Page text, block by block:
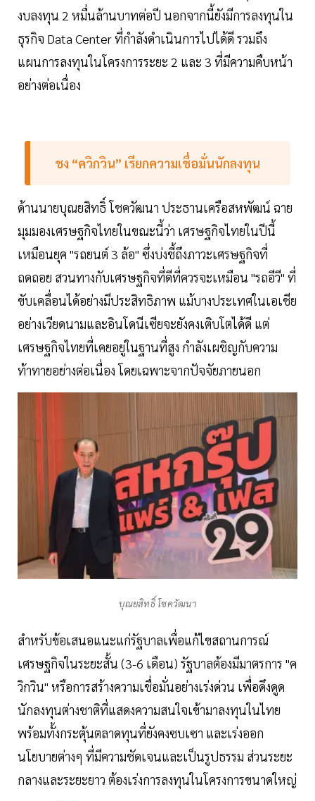
งบลงทุน 2 หมื่นล้านบาทต่อปี นอกจากนี้ยังมีการลงทุนใน
ธุรกิจ Data Center ที่กำลังดำเนินการไปได้ดี รวมถึง
แผนการลงทุนในโครงการระยะ 2 และ 3 ที่มีความคืบหน้า
อย่างต่อเนื่อง
ชง “ควิกวิน” เรียกความเชื่อมั่นนักลงทุน
ด้านนายบุณยสิทธิ์ โชควัฒนา ประธานเครือสหพัฒน์ ฉาย
มุมมองเศรษฐกิจไทยในขณะนี้ว่า เศรษฐกิจไทยในปีนี้
เหมือนยุค "รถยนต์ 3 ล้อ" ซึ่งบ่งชี้ถึงภาวะเศรษฐกิจที่
ถดถอย สวนทางกับเศรษฐกิจที่ดีที่ควรจะเหมือน "รถอีวี" ที่
ขับเคลื่อนได้อย่างมีประสิทธิภาพ แม้บางประเทศในเอเชีย
อย่างเวียดนามและอินโดนีเซียจะยังคงเติบโตได้ดี แต่
เศรษฐกิจไทยที่เคยอยู่ในฐานที่สูง กำลังเผชิญกับความ
ท้าทายอย่างต่อเนื่อง โดยเฉพาะจากปัจจัยภายนอก
บุณยสิทธิ์ โชควัฒนา
สำหรับข้อเสนอแนะแก่รัฐบาลเพื่อแก้ไขสถานการณ์
เศรษฐกิจในระยะสั้น (3-6 เดือน) รัฐบาลต้องมีมาตรการ "ค
วิกวิน" หรือการสร้างความเชื่อมั่นอย่างเร่งด่วน เพื่อดึงดูด
นักลงทุนต่างชาติที่แสดงความสนใจเข้ามาลงทุนในไทย
พร้อมทั้งกระตุ้นตลาดทุนที่ยังคงซบเซา และเร่งออก
นโยบายต่างๆ ที่มีความชัดเจนและเป็นรูปธรรม ส่วนระยะ
กลางและระยะยาว ต้องเร่งการลงทุนในโครงการขนาดใหญ่